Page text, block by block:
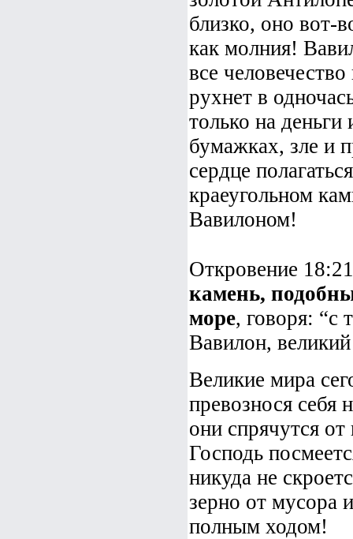
близко, оно вот-
как молния!
все
рухнет в
только на
бумажках, зле и
сердце
краеугольном
Вавилоном!
Откровение
камень,
море, говоря: “с
Вавилон,
Великие мира
превознося себя
они спрячутся
Господь
никуда не
зерно от мусора
полным ходом!